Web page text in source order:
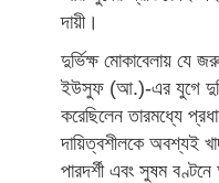
দায়ী।
দুর্ভিক্ষ মোকাবেলায় যে
ইউসুফ (আ.)-এর যুগে
করেছিলেন তারমধ্যে
দায়িত্বশীলকে অবশ্যই
পারদর্শী এবং সুষম